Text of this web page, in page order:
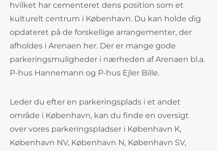
hvilket har cementeret dens position som et
kulturelt centrum i København. Du kan holde dig
opdateret på de forskellige arrangementer, der
afholdes i Arenaen her. Der er mange gode
parkeringsmuligheder i nærheden af Arenaen bl.a.
P-hus Hannemann og P-hus Ejler Bille.
Leder du efter en parkeringsplads i et andet
område i København, kan du finde en oversigt
over vores parkeringspladser i København K,
København NV, København N, København SV,